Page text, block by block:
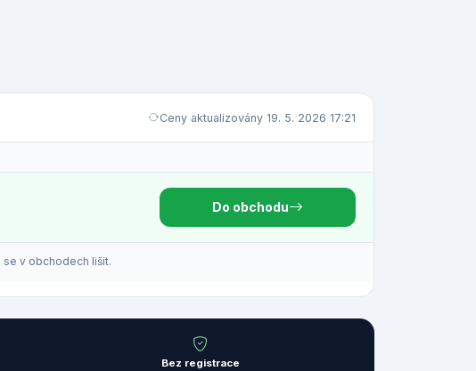
Ceny aktualizovány 19. 5. 2026 17:21
Do obchodu
se v obchodech lišit.
Bez registrace